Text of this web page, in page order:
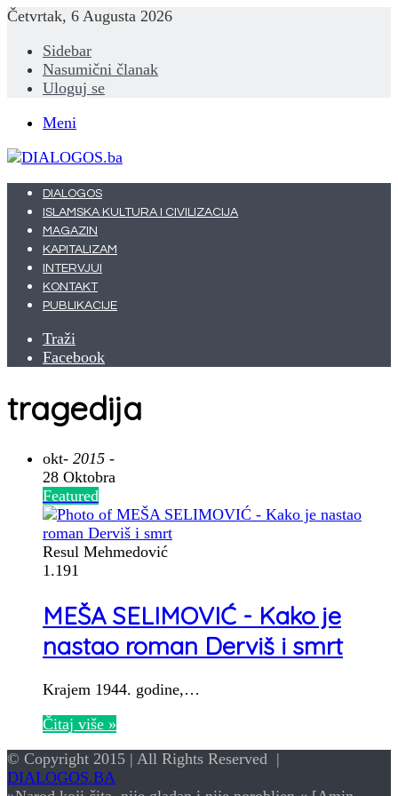
Četvrtak, 6 Augusta 2026
Sidebar
Nasumični članak
Uloguj se
Meni
DIALOGOS
ISLAMSKA KULTURA I CIVILIZACIJA
MAGAZIN
KAPITALIZAM
INTERVJUI
KONTAKT
PUBLIKACIJE
Traži
Facebook
tragedija
okt- 2015 -
28 Oktobra
Featured
Resul Mehmedović
1.191
MEŠA SELIMOVIĆ - Kako je
nastao roman Derviš i smrt
Krajem 1944. godine,…
Čitaj više »
© Copyright 2015 | All Rights Reserved |
DIALOGOS.BA